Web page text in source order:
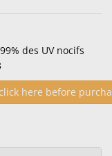
des UV nocifs
here before